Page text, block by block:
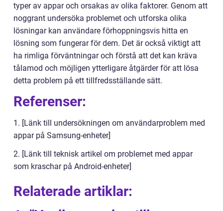
typer av appar och orsakas av olika faktorer. Genom att
noggrant undersöka problemet och utforska olika
lösningar kan användare förhoppningsvis hitta en
lösning som fungerar för dem. Det är också viktigt att
ha rimliga förväntningar och förstå att det kan kräva
tålamod och möjligen ytterligare åtgärder för att lösa
detta problem på ett tillfredsställande sätt.
Referenser:
1. [Länk till undersökningen om användarproblem med
appar på Samsung-enheter]
2. [Länk till teknisk artikel om problemet med appar
som kraschar på Android-enheter]
Relaterade artiklar: